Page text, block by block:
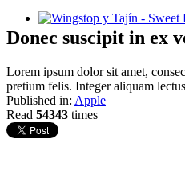
Wingstop y Tajín - Sweet
Donec suscipit in ex
Lorem ipsum dolor sit amet,
pretium felis. Integer aliquam
Published in: Apple
Read 54343 times